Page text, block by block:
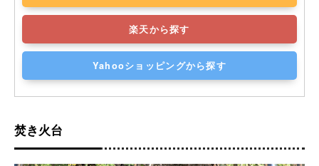
楽天から探す
Yahooショッピングから探す
焚き火台